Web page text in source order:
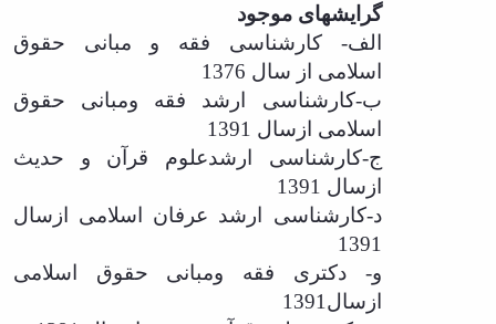
گرایشهای موجود
الف- کارشناسی فقه و مبانی حقوق
اسلامی از سال 1376
ب-کارشناسی ارشد فقه ومبانی حقوق
اسلامی ازسال 1391
ج-کارشناسی ارشدعلوم قرآن و حدیث
ازسال 1391
د-کارشناسی ارشد عرفان اسلامی ازسال
1391
و- دکتری فقه ومبانی حقوق اسلامی
ازسال1391